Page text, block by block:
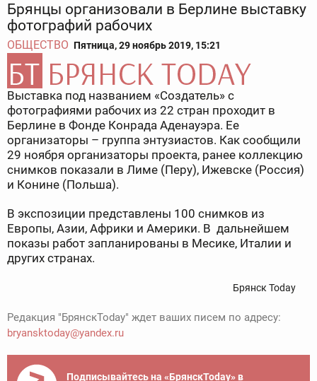
Брянцы организовали в Берлине выставку
фотографий рабочих
ОБЩЕСТВО Пятница, 29 ноябрь 2019, 15:21
Выставка под названием «Создатель» с
фотографиями рабочих из 22 стран проходит в
Берлине в Фонде Конрада Аденауэра. Ее
организаторы – группа энтузиастов. Как сообщили
29 ноября организаторы проекта, ранее коллекцию
снимков показали в Лиме (Перу), Ижевске (Россия)
и Конине (Польша).
В экспозиции представлены 100 снимков из
Европы, Азии, Африки и Америки. В дальнейшем
показы работ запланированы в Месике, Италии и
других странах.
Брянск Today
Редакция "БрянскToday" ждет ваших писем по адресу:
bryansktoday@yandex.ru
Подписывайтесь на «БрянскToday» в